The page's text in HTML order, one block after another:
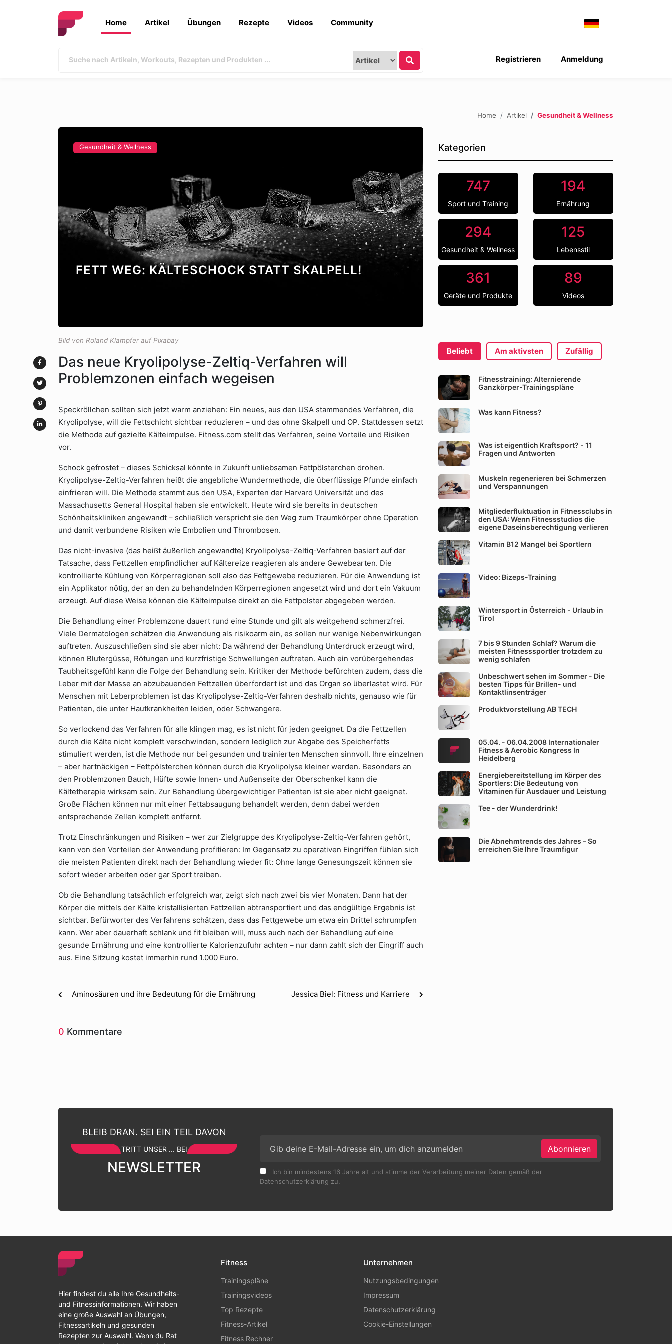
Home Artikel Übungen Rezepte Videos Community
Anmeldung
Registrieren
Home Artikel Gesundheit & Wellness
Gesundheit & Wellness
FETT WEG: KÄLTESCHOCK STATT SKALPELL!
Bild von Roland Klampfer auf Pixabay
Das neue Kryolipolyse-Zeltiq-Verfahren will
Problemzonen einfach wegeisen
Speckröllchen sollten sich jetzt warm anziehen: Ein neues, aus den USA stammendes Verfahren, die
Kryolipolyse, will die Fettschicht sichtbar reduzieren – und das ohne Skalpell und OP. Stattdessen setzt
die Methode auf gezielte Kälteimpulse. Fitness.com stellt das Verfahren, seine Vorteile und Risiken
vor.
Schock gefrostet – dieses Schicksal könnte in Zukunft unliebsamen Fettpölsterchen drohen.
Kryolipolyse-Zeltiq-Verfahren heißt die angebliche Wundermethode, die überflüssige Pfunde einfach
einfrieren will. Die Methode stammt aus den USA, Experten der Harvard Universität und des
Massachusetts General Hospital haben sie entwickelt. Heute wird sie bereits in deutschen
Schönheitskliniken angewandt – schließlich verspricht sie den Weg zum Traumkörper ohne Operation
und damit verbundene Risiken wie Embolien und Thrombosen.
Das nicht-invasive (das heißt äußerlich angewandte) Kryolipolyse-Zeltiq-Verfahren basiert auf der
Tatsache, dass Fettzellen empfindlicher auf Kältereize reagieren als andere Gewebearten. Die
kontrollierte Kühlung von Körperregionen soll also das Fettgewebe reduzieren. Für die Anwendung ist
ein Applikator nötig, der an den zu behandelnden Körperregionen angesetzt wird und dort ein Vakuum
erzeugt. Auf diese Weise können die Kälteimpulse direkt an die Fettpolster abgegeben werden.
Die Behandlung einer Problemzone dauert rund eine Stunde und gilt als weitgehend schmerzfrei.
Viele Dermatologen schätzen die Anwendung als risikoarm ein, es sollen nur wenige Nebenwirkungen
auftreten. Auszuschließen sind sie aber nicht: Da während der Behandlung Unterdruck erzeugt wird,
können Blutergüsse, Rötungen und kurzfristige Schwellungen auftreten. Auch ein vorübergehendes
Taubheitsgefühl kann die Folge der Behandlung sein. Kritiker der Methode befürchten zudem, dass die
Leber mit der Masse an abzubauenden Fettzellen überfordert ist und das Organ so überlastet wird. Für
Menschen mit Leberproblemen ist das Kryolipolyse-Zeltiq-Verfahren deshalb nichts, genauso wie für
Patienten, die unter Hautkrankheiten leiden, oder Schwangere.
So verlockend das Verfahren für alle klingen mag, es ist nicht für jeden geeignet. Da die Fettzellen
durch die Kälte nicht komplett verschwinden, sondern lediglich zur Abgabe des Speicherfetts
stimuliert werden, ist die Methode nur bei gesunden und trainierten Menschen sinnvoll. Ihre einzelnen
– aber hartnäckigen – Fettpölsterchen können durch die Kryolipolyse kleiner werden. Besonders an
den Problemzonen Bauch, Hüfte sowie Innen- und Außenseite der Oberschenkel kann die
Kältetherapie wirksam sein. Zur Behandlung übergewichtiger Patienten ist sie aber nicht geeignet.
Große Flächen können nur mit einer Fettabsaugung behandelt werden, denn dabei werden
entsprechende Zellen komplett entfernt.
Trotz Einschränkungen und Risiken – wer zur Zielgruppe des Kryolipolyse-Zeltiq-Verfahren gehört,
kann von den Vorteilen der Anwendung profitieren: Im Gegensatz zu operativen Eingriffen fühlen sich
die meisten Patienten direkt nach der Behandlung wieder fit: Ohne lange Genesungszeit können sie
sofort wieder arbeiten oder gar Sport treiben.
Ob die Behandlung tatsächlich erfolgreich war, zeigt sich nach zwei bis vier Monaten. Dann hat der
Körper die mittels der Kälte kristallisierten Fettzellen abtransportiert und das endgültige Ergebnis ist
sichtbar. Befürworter des Verfahrens schätzen, dass das Fettgewebe um etwa ein Drittel schrumpfen
kann. Wer aber dauerhaft schlank und fit bleiben will, muss auch nach der Behandlung auf eine
gesunde Ernährung und eine kontrollierte Kalorienzufuhr achten – nur dann zahlt sich der Eingriff auch
aus. Eine Sitzung kostet immerhin rund 1.000 Euro.
Aminosäuren und ihre Bedeutung für die Ernährung Jessica Biel: Fitness und Karriere
0 Kommentare
Kategorien
747
Sport und Training
194
Ernährung
294
Gesundheit & Wellness
125
Lebensstil
361
Geräte und Produkte
89
Videos
Beliebt Am aktivsten Zufällig
Fitnesstraining: Alternierende
Ganzkörper-Trainingspläne
Was kann Fitness?
Was ist eigentlich Kraftsport? - 11
Fragen und Antworten
Muskeln regenerieren bei Schmerzen
und Verspannungen
Mitgliederfluktuation in Fitnessclubs in
den USA: Wenn Fitnessstudios die
eigene Daseinsberechtigung verlieren
Vitamin B12 Mangel bei Sportlern
Video: Bizeps-Training
Wintersport in Österreich - Urlaub in
Tirol
7 bis 9 Stunden Schlaf? Warum die
meisten Fitnesssportler trotzdem zu
wenig schlafen
Unbeschwert sehen im Sommer - Die
besten Tipps für Brillen- und
Kontaktlinsenträger
Produktvorstellung AB TECH
05.04. - 06.04.2008 Internationaler
Fitness & Aerobic Kongress In
Heidelberg
Energiebereitstellung im Körper des
Sportlers: Die Bedeutung von
Vitaminen für Ausdauer und Leistung
Tee - der Wunderdrink!
Die Abnehmtrends des Jahres – So
erreichen Sie Ihre Traumfigur
BLEIB DRAN. SEI EIN TEIL DAVON
TRITT UNSER ... BEI
NEWSLETTER
Abonnieren
Ich bin mindestens 16 Jahre alt und stimme der Verarbeitung meiner Daten gemäß der
Datenschutzerklärung zu.
Hier findest du alle Ihre Gesundheits-
und Fitnessinformationen. Wir haben
eine große Auswahl an Übungen,
Fitnessartikeln und gesunden
Rezepten zur Auswahl. Wenn du Rat
Fitness
Trainingspläne
Trainingsvideos
Top Rezepte
Fitness-Artikel
Fitness Rechner
Unternehmen
Nutzungsbedingungen
Impressum
Datenschutzerklärung
Cookie-Einstellungen